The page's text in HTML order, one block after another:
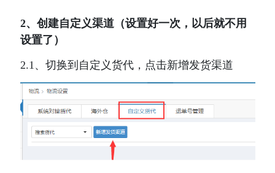
2、创建自定义渠道（设置好一次，以后就不用
设置了）
2.1、切换到自定义货代，点击新增发货渠道